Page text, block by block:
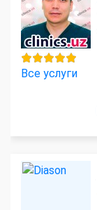
Все услуги